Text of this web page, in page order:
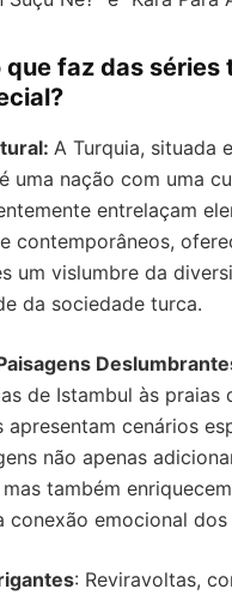
que faz das séries
A Turquia, situada
uma nação com uma
entrelaçam
contemporâneos,
um vislumbre da
da sociedade turca.
de Istambul às praias
apresentam cenários
não apenas
também
conexão emocional dos
: Reviravoltas,